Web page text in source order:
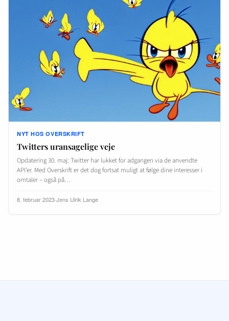
NYT HOS OVERSKRIFT
Twitters uransagelige veje
Opdatering 30. maj: Twitter har lukket for adgangen via de anvendte
API’er. Med Overskrift er det dog fortsat muligt at følge dine interesser i
omtaler – også på…
8. februar 2023·Jens Ulrik Lange